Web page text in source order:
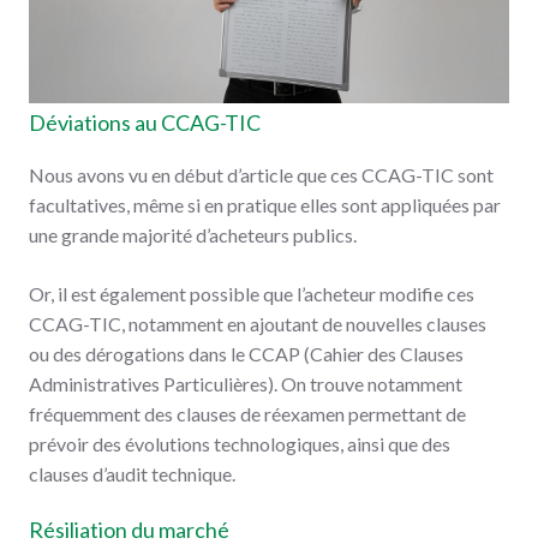
Déviations au CCAG-TIC
Nous avons vu en début d’article que ces CCAG-TIC sont
facultatives, même si en pratique elles sont appliquées par
une grande majorité d’acheteurs publics.
Or, il est également possible que l’acheteur modifie ces
CCAG-TIC, notamment en ajoutant de nouvelles clauses
ou des dérogations dans le CCAP (Cahier des Clauses
Administratives Particulières). On trouve notamment
fréquemment des clauses de réexamen permettant de
prévoir des évolutions technologiques, ainsi que des
clauses d’audit technique.
Résiliation du marché